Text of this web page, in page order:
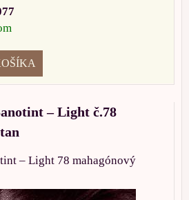
– Light č.78
– Light 78 mahagónový